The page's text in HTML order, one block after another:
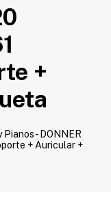
+
Pianos- DONNER
+ Auricular +